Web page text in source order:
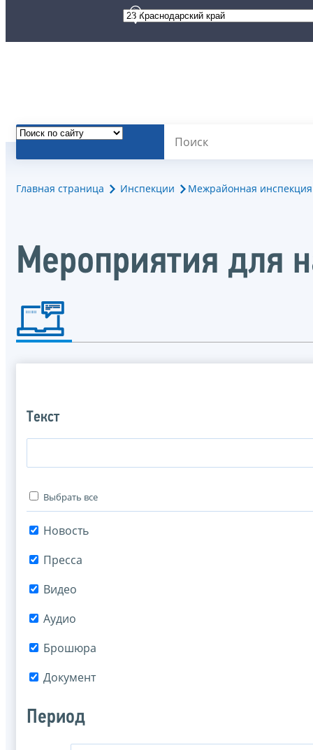
Главная страница Инспекции Межрайонная
Мероприятия для
Текст
Выбрать все
Новость
Пресса
Видео
Аудио
Брошюра
Документ
Период